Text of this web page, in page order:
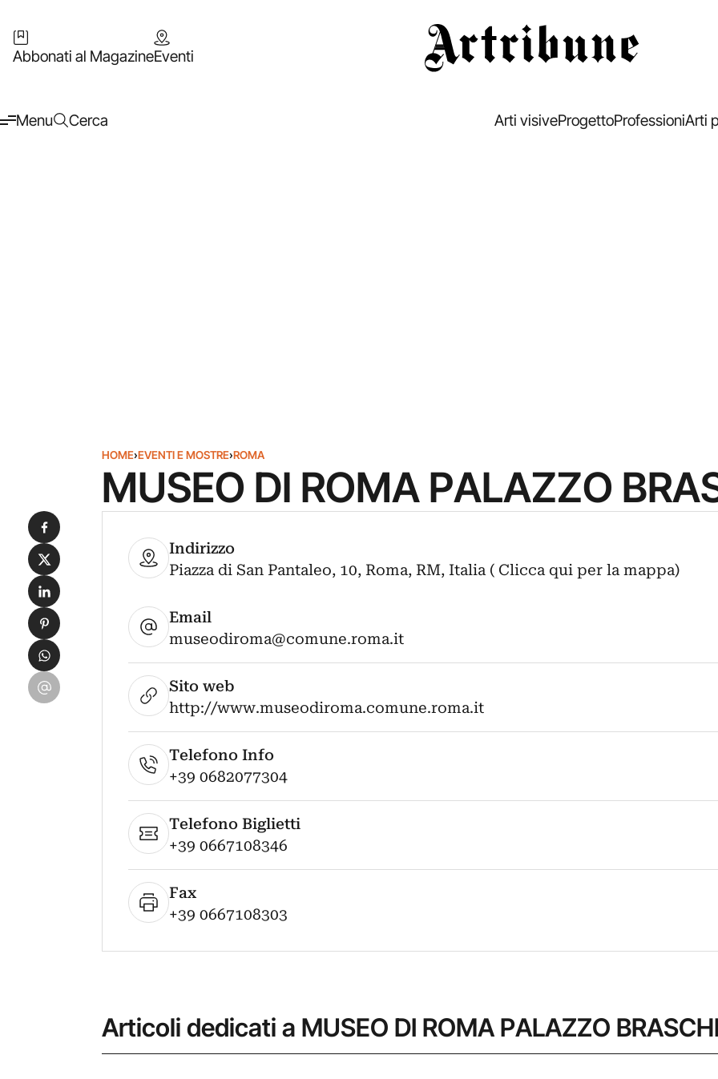
Abbonati al MagazineEventi
Menu Cerca Arti visiveProgettoProfessioniArti
HOME›EVENTI E MOSTRE›ROMA
MUSEO DI ROMA PALAZZO
Indirizzo
Piazza di San Pantaleo, 10, Roma, RM, Italia ( Clicca qui per la mappa)
Email
museodiroma@comune.roma.it
Sito web
http://www.museodiroma.comune.roma.it
Telefono Info
+39 0682077304
Telefono Biglietti
+39 0667108346
Fax
+39 0667108303
Articoli dedicati a MUSEO DI ROMA PALAZZO
Condividi su Facebook
Condividi su X
Condividi su LinkedIn
Condividi su Pinterest
Condividi su WhatsApp
Condividi su Email